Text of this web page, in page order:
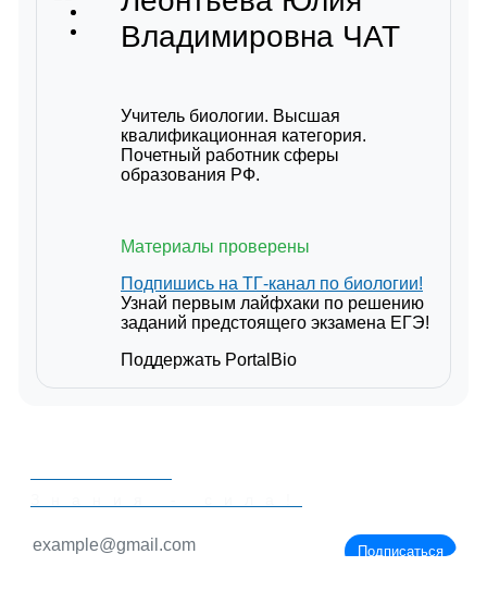
Владимировна ЧАТ
Учитель биологии. Высшая
квалификационная категория.
Почетный работник сферы
образования РФ.
Материалы проверены
Подпишись на ТГ-канал по биологии!
Узнай первым лайфхаки по решению
заданий предстоящего экзамена ЕГЭ!
Поддержать PortalBio
Подписаться